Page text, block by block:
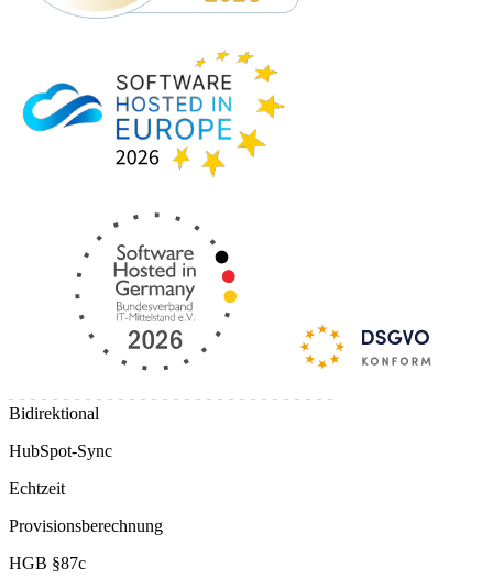
Bidirektional
HubSpot-Sync
Echtzeit
Provisionsberechnung
HGB §87c